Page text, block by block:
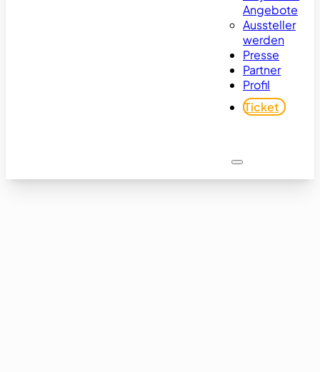
Angebote
Aussteller
werden
Presse
Partner
Profil
Ticket